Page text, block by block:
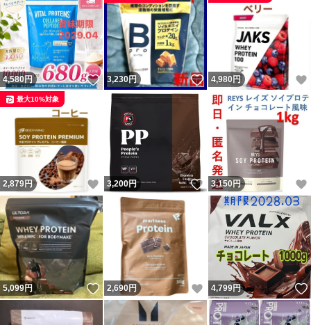
4,580円 いいね！
3,230円 いいね！
4,980円
2,879円 いいね！
最大10%対象
3,200円 いいね！
3,150円
5,099円 いいね！
2,690円 いいね！
4,799円